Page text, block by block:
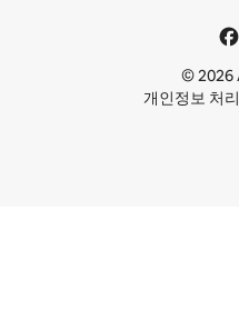
© 2026
개인정보 처